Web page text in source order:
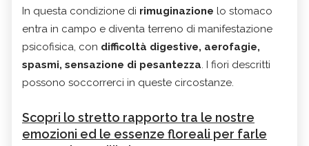
In questa condizione di rimuginazione lo stomaco
entra in campo e diventa terreno di manifestazione
psicofisica, con difficoltà digestive, aerofagie,
spasmi, sensazione di pesantezza. I fiori descritti
possono soccorrerci in queste circostanze.
Scopri lo stretto rapporto tra le nostre
emozioni ed le essenze floreali per farle